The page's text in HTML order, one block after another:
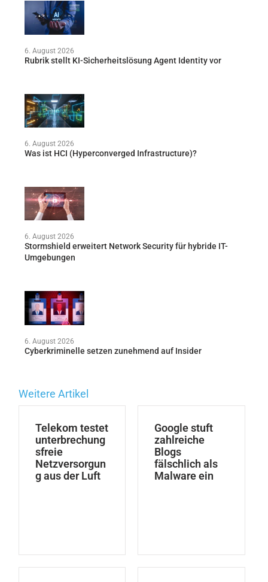
6. August 2026
Rubrik stellt KI-Sicherheitslösung Agent Identity vor
6. August 2026
Was ist HCI (Hyperconverged Infrastructure)?
6. August 2026
Stormshield erweitert Network Security für hybride IT-
Umgebungen
6. August 2026
Cyberkriminelle setzen zunehmend auf Insider
Weitere Artikel
Telekom testet
unterbrechung
sfreie
Netzversorgun
g aus der Luft
Google stuft
zahlreiche
Blogs
fälschlich als
Malware ein